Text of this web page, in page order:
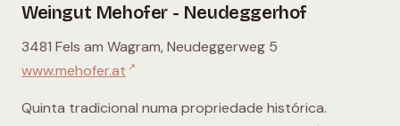
Weingut Mehofer - Neudeggerhof
3481 Fels am Wagram, Neudeggerweg 5
www.mehofer.at ↗
Quinta tradicional numa propriedade histórica.